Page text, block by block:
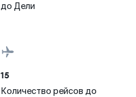
до Дели
15
Количество рейсов до